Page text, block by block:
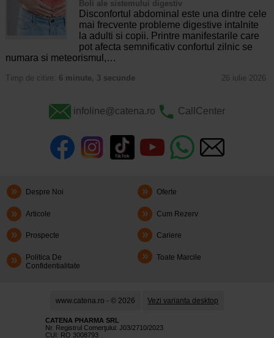
Boli ale sistemului digestiv
Disconfortul abdominal este una dintre cele
mai frecvente probleme digestive intalnite
la adulti si copii. Printre manifestarile care
pot afecta semnificativ confortul zilnic se
numara si meteorismul,…
Timp de citire: 6 minute, 3 secunde 26 iulie 2026
infoline@catena.ro CallCenter
Despre Noi Oferte
Articole Cum Rezerv
Prospecte Cariere
Politica De
Confidentialitate
Toate Marcile
www.catena.ro - © 2026 Vezi varianta desktop
CATENA PHARMA SRL
Nr. Registrul Comerţului: J03/2710/2023
CUI: RO 3008793